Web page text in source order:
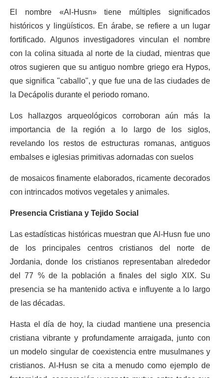
El nombre «Al-Husn» tiene múltiples significados
históricos y lingüísticos. En árabe, se refiere a un lugar
fortificado. Algunos investigadores vinculan el nombre
con la colina situada al norte de la ciudad, mientras que
otros sugieren que su antiguo nombre griego era Hypos,
que significa "caballo", y que fue una de las ciudades de
la Decápolis durante el periodo romano.
Los hallazgos arqueológicos corroboran aún más la
importancia de la región a lo largo de los siglos,
revelando los restos de estructuras romanas, antiguos
embalses e iglesias primitivas adornadas con suelos
de mosaicos finamente elaborados, ricamente decorados
con intrincados motivos vegetales y animales.
Presencia Cristiana y Tejido Social
Las estadísticas históricas muestran que Al-Husn fue uno
de los principales centros cristianos del norte de
Jordania, donde los cristianos representaban alrededor
del 77 % de la población a finales del siglo XIX. Su
presencia se ha mantenido activa e influyente a lo largo
de las décadas.
Hasta el día de hoy, la ciudad mantiene una presencia
cristiana vibrante y profundamente arraigada, junto con
un modelo singular de coexistencia entre musulmanes y
cristianos. Al-Husn se cita a menudo como ejemplo de